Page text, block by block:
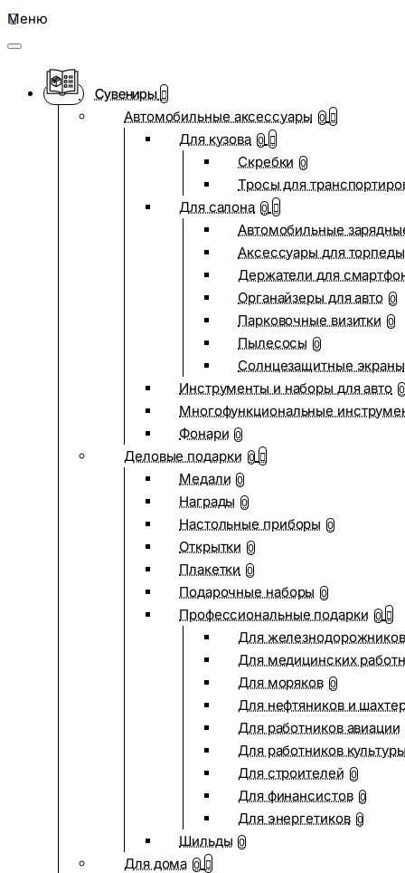
Меню
Сувениры
Автомобильные аксессуары 0
Для кузова 0
Скребки 0
Тросы для
Для салона 0
Автомобильные
Аксессуары для
Держатели для
Органайзеры для авто 0
Парковочные визитки 0
Пылесосы 0
Солнцезащитные экраны
Инструменты и наборы для авто 0
Многофункциональные
Фонари 0
Деловые подарки 0
Медали 0
Награды 0
Настольные приборы 0
Открытки 0
Плакетки 0
Подарочные наборы 0
Профессиональные подарки 0
Для железнодорожников
Для медицинских
Для моряков 0
Для нефтяников и
Для работников авиации
Для работников
Для строителей 0
Для финансистов 0
Для энергетиков 0
Шильды 0
Для дома 0